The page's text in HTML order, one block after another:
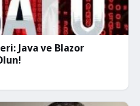
Java ve Blazor